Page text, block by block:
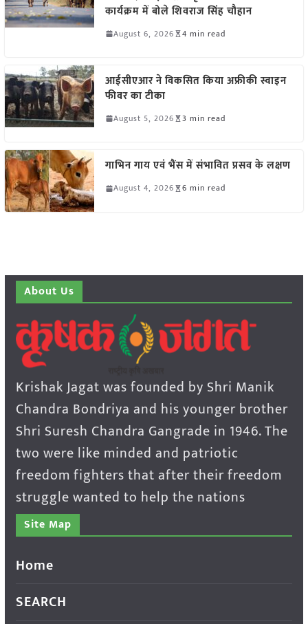
कार्यक्रम में बोले शिवराज सिंह चौहान
August 6, 2026 4 min read
आईसीएआर ने विकसित किया अफ्रीकी स्वाइन
फीवर का टीका
August 5, 2026 3 min read
गाभिन गाय एवं भैंस में संभावित प्रसव के लक्षण
August 4, 2026 6 min read
About Us
Krishak Jagat was founded by Shri Manik
Chandra Bondriya and his younger brother
Shri Suresh Chandra Gangrade in 1946. The
two were like minded and patriotic
freedom fighters that after their freedom
struggle wanted to help the nations
Site Map
Home
SEARCH